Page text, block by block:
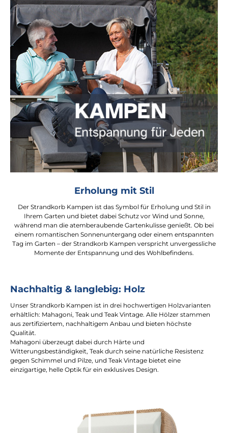
Erholung mit Stil
Der Strandkorb Kampen ist das Symbol für Erholung und Stil in
Ihrem Garten und bietet dabei Schutz vor Wind und Sonne,
während man die atemberaubende Gartenkulisse genießt. Ob bei
einem romantischen Sonnenuntergang oder einem entspannten
Tag im Garten – der Strandkorb Kampen verspricht unvergessliche
Momente der Entspannung und des Wohlbefindens.
Nachhaltig & langlebig: Holz
Unser Strandkorb Kampen ist in drei hochwertigen Holzvarianten
erhältlich: Mahagoni, Teak und Teak Vintage. Alle Hölzer stammen
aus zertifiziertem, nachhaltigem Anbau und bieten höchste
Qualität.
Mahagoni überzeugt dabei durch Härte und
Witterungsbeständigkeit, Teak durch seine natürliche Resistenz
gegen Schimmel und Pilze, und Teak Vintage bietet eine
einzigartige, helle Optik für ein exklusives Design.